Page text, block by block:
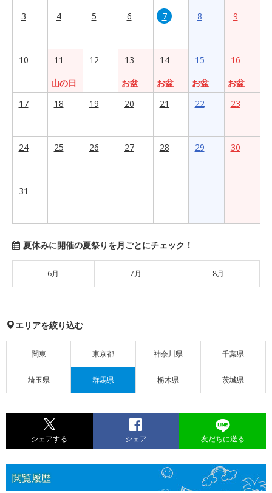
3 4 5 6 7 8 9
10
11
山の日
12
13
お盆
14
お盆
15
お盆
16
お盆
17
18 19 20 21 22 23
24 25 26 27 28 29 30
31
夏休みに開催の夏祭りを月ごとにチェック！
6月 7月 8月
エリアを絞り込む
関東 東京都 神奈川県 千葉県
埼玉県 群馬県 栃木県 茨城県
シェアする シェア 友だちに送る
閲覧履歴